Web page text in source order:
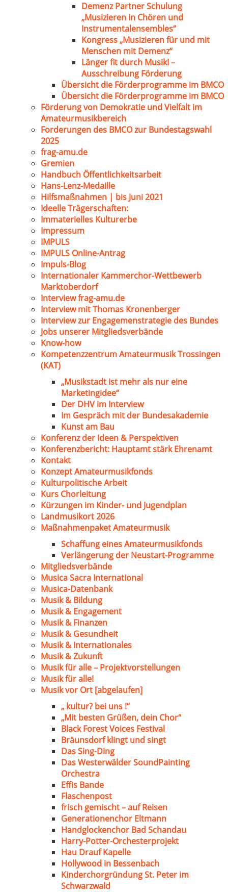
Demenz Partner Schulung
„Musizieren in Chören und
Instrumentalensembles“
Kongress „Musizieren für und mit
Menschen mit Demenz“
Länger fit durch Musik! –
Ausschreibung Förderung
Übersicht die Förderprogramme im BMCO
Übersicht die Förderprogramme im BMCO
Förderung von Demokratie und Vielfalt im
Amateurmusikbereich
Forderungen des BMCO zur Bundestagswahl
2025
frag-amu.de
Gremien
Handbuch Öffentlichkeitsarbeit
Hans-Lenz-Medaille
Hilfsmaßnahmen | bis Juni 2021
Ideelle Trägerschaften:
Immaterielles Kulturerbe
Impressum
IMPULS
IMPULS Online-Antrag
Impuls-Blog
Internationaler Kammerchor-Wettbewerb
Marktoberdorf
Interview frag-amu.de
Interview mit Thomas Kronenberger
Interview zur Engagemenstrategie des Bundes
Jobs unserer Mitgliedsverbände
Know-how
Kompetenzzentrum Amateurmusik Trossingen
(KAT)
„Musikstadt ist mehr als nur eine
Marketingidee“
Der DHV im Interview
Im Gespräch mit der Bundesakademie
Kunst am Bau
Konferenz der Ideen & Perspektiven
Konferenzbericht: Hauptamt stärk Ehrenamt
Kontakt
Konzept Amateurmusikfonds
Kulturpolitische Arbeit
Kurs Chorleitung
Kürzungen im Kinder- und Jugendplan
Landmusikort 2026
Maßnahmenpaket Amateurmusik
Schaffung eines Amateurmusikfonds
Verlängerung der Neustart-Programme
Mitgliedsverbände
Musica Sacra International
Musica-Datenbank
Musik & Bildung
Musik & Engagement
Musik & Finanzen
Musik & Gesundheit
Musik & Internationales
Musik & Zukunft
Musik für alle – Projektvorstellungen
Musik für alle!
Musik vor Ort [abgelaufen]
„ kultur? bei uns !“
„Mit besten Grüßen, dein Chor“
Black Forest Voices Festival
Bräunsdorf klingt und singt
Das Sing-Ding
Das Westerwälder SoundPainting
Orchestra
Effis Bande
Flaschenpost
frisch gemischt – auf Reisen
Generationenchor Eltmann
Handglockenchor Bad Schandau
Harry-Potter-Orchesterprojekt
Hau Drauf Kapelle
Hollywood in Bessenbach
Kinderchorgründung St. Peter im
Schwarzwald